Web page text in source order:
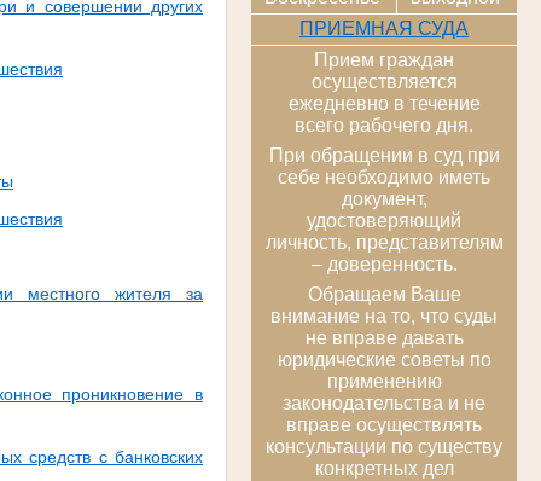
ПРИЕМНАЯ СУДА
Прием граждан
осуществляется
ежедневно в течение
всего рабочего дня.
При обращении в суд при
себе необходимо иметь
документ,
удостоверяющий
личность, представителям
– доверенность.
Обращаем Ваше
внимание на то, что суды
не вправе давать
юридические советы по
применению
законодательства и не
вправе осуществлять
консультации по существу
конкретных дел
и совершении других
местного жителя за
проникновение в
средств с банковских